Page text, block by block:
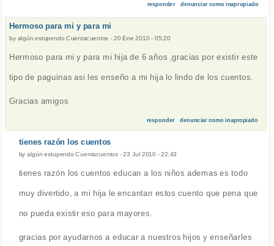
responder denunciar como inapropiado
Hermoso para mi y para mi
by algún estupendo Cuentacuentos - 20 Ene 2010 - 05:20
Hermoso para mi y para mi hija de 6 años ,gracias por existir este
tipo de paguinas asi les enseño a mi hija lo lindo de los cuentos.
Gracias amigos
responder denunciar como inapropiado
tienes razón los cuentos
byalgún estupendo Cuentacuentos -23 Jul 2010 - 22:43
tienes razón los cuentos educan a los niños ademas es todo
muy divertido, a mi hija le encantan estos cuento que pena que
no pueda existir eso para mayores.
gracias por ayudarnos a educar a nuestros hijos y enseñarles